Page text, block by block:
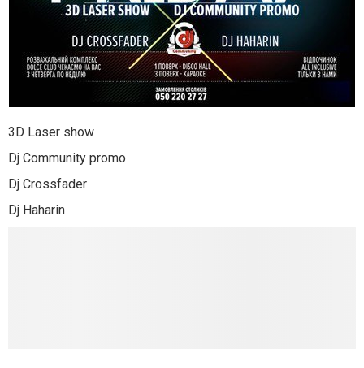
3D Laser show
Dj Community promo
Dj Crossfader
Dj Haharin